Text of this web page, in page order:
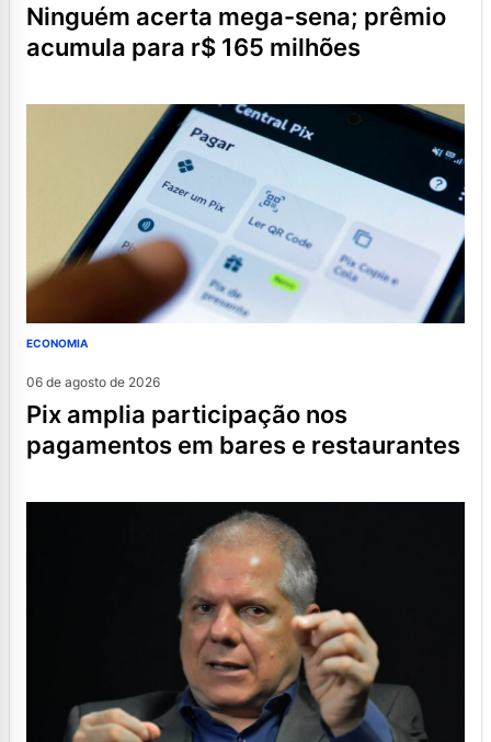
ninguém acerta mega-sena; prêmio
acumula para r$ 165 milhões
ECONOMIA
06 de agosto de 2026
pix amplia participação nos
pagamentos em bares e restaurantes